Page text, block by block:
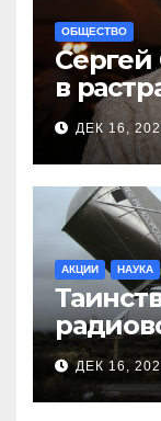
ОБЩЕСТВО
Сергей
в
меня
ДЕК 16,
АКЦИИ НАУКА
ДЕК 16,